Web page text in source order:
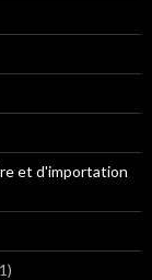
et d'importation